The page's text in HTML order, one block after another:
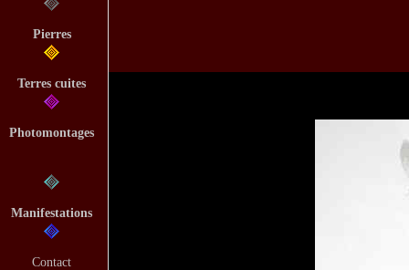
Pierres
Terres cuites
Photomontages
Manifestations
Contact